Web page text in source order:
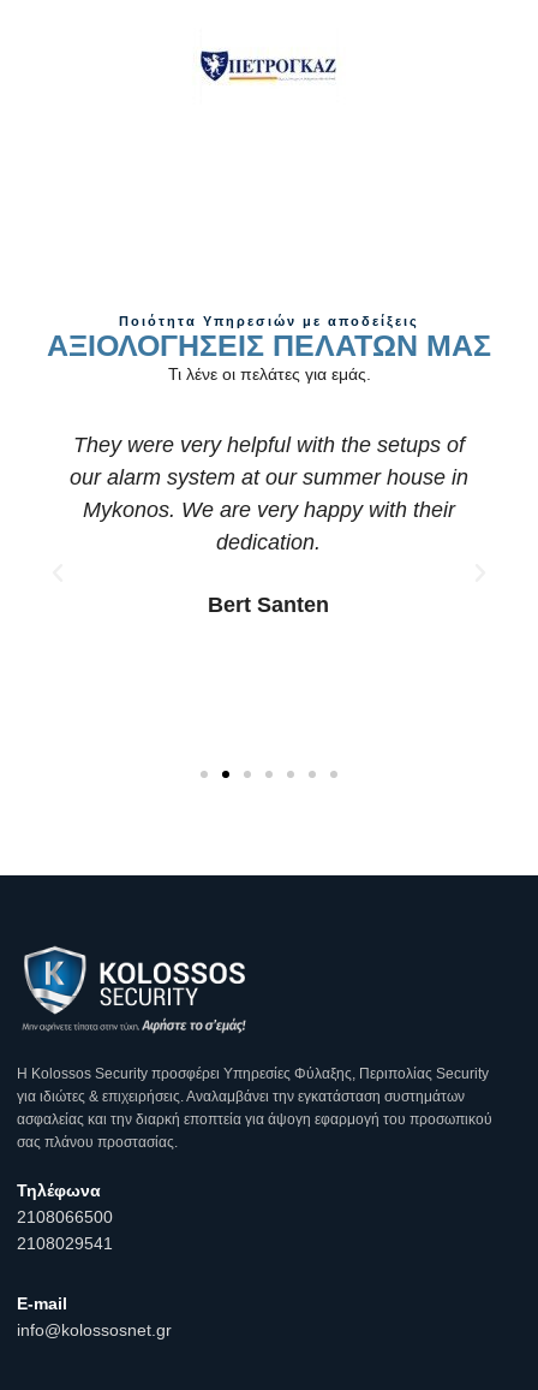
Ποιότητα Υπηρεσιών με αποδείξεις
AΞΙΟΛΟΓΗΣΕΙΣ ΠΕΛΑΤΩΝ ΜΑΣ
Τι λένε οι πελάτες για εμάς.
They were very helpful with the setups of
our alarm system at our summer house in
Mykonos. We are very happy with their
dedication.
Bert Santen
Η Κοlossos Security προσφέρει Υπηρεσίες Φύλαξης, Περιπολίας Security
για ιδιώτες & επιχειρήσεις. Αναλαμβάνει την εγκατάσταση συστημάτων
ασφαλείας και την διαρκή εποπτεία για άψογη εφαρμογή του προσωπικού
σας πλάνου προστασίας.
Τηλέφωνα
2108066500
2108029541
E-mail
info@kolossosnet.gr